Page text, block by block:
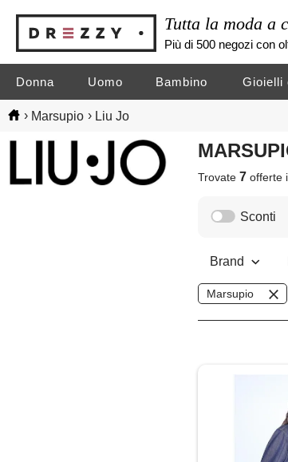
Tutta la moda a
Più di 500 negozi con
Donna Uomo Bambino Gioielli
› Marsupio › Liu Jo
Trovate7 offerte
Sconti
Brand
Marsupio